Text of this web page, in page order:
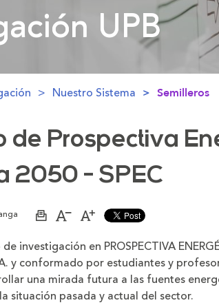
UPB
UPB
Nuestro Sistema Semilleros
de Prospectiva
2050 - SPEC
ImprimirAumentar
de
la
letra
Disminuir
de
la
letra
investigación en PROSPECTIVA
y conformado por estudiantes y
una mirada futura a las fuentes
situación pasada y actual del sector.